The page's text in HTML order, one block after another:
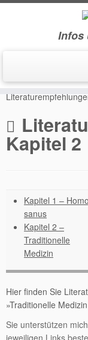
Inhalt
springen
Infos
Start » Buchinfos »
Kapitel 2
Kapitel 1 – Homo
sanus
Kapitel 2 –
Traditionelle
Medizin
Hier finden Sie
»Traditionelle
Sie unterstützen
jeweiligen Links